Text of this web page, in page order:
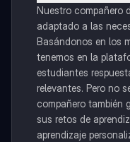
Nuestro compañero
adaptado a las
Basándonos en los
tenemos en la
estudiantes
relevantes. Pero no
compañero también
sus retos de
aprendizaje